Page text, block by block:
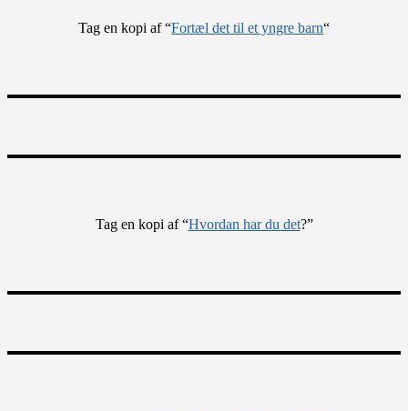
Tag en kopi af “Fortæl det til et yngre barn“
Tag en kopi af “Hvordan har du det?”